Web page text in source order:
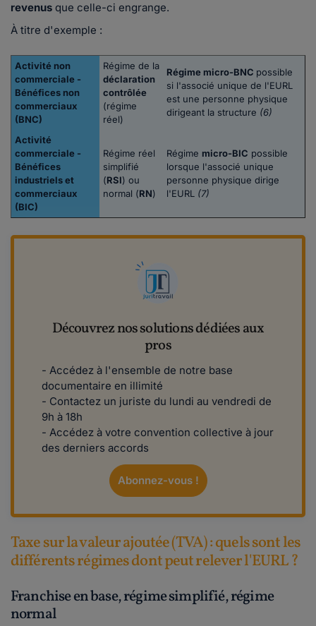
revenus que celle-ci engrange.
À titre d'exemple :
Activité non
commerciale -
Bénéfices non
commerciaux
(BNC)
Régime de la
déclaration
contrôlée
(régime
réel)
Régime micro-BNC possible
si l'associé unique de l'EURL
est une personne physique
dirigeant la structure (6)
Activité
commerciale -
Bénéfices
industriels et
commerciaux
(BIC)
Régime réel
simplifié
(RSI) ou
normal (RN)
Régime micro-BIC possible
lorsque l'associé unique
personne physique dirige
l'EURL (7)
Découvrez nos solutions dédiées aux
pros
- Accédez à l'ensemble de notre base
documentaire en illimité
- Contactez un juriste du lundi au vendredi de
9h à 18h
- Accédez à votre convention collective à jour
des derniers accords
Abonnez-vous !
Taxe sur la valeur ajoutée (TVA) : quels sont les
différents régimes dont peut relever l'EURL ?
Franchise en base, régime simplifié, régime
normal